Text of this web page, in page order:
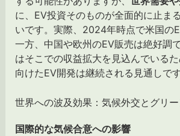
に、EV投資そのものが全面的に止ま
いです。実際、2024年時点で米国の
一方、中国や欧州のEV販売は絶好調
はそこでの収益拡大を見込んでいる
向けたEV開発は継続される見通しで
世界への波及効果：気候外交とグリ
国際的な気候合意への影響